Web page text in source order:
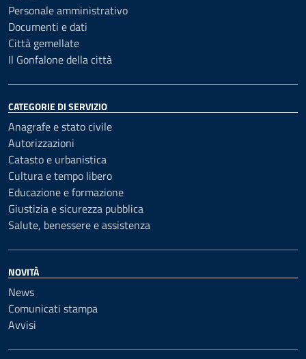
Personale amministrativo
Documenti e dati
Città gemellate
Il Gonfalone della città
CATEGORIE DI SERVIZIO
Anagrafe e stato civile
Autorizzazioni
Catasto e urbanistica
Cultura e tempo libero
Educazione e formazione
Giustizia e sicurezza pubblica
Salute, benessere e assistenza
NOVITÀ
News
Comunicati stampa
Avvisi